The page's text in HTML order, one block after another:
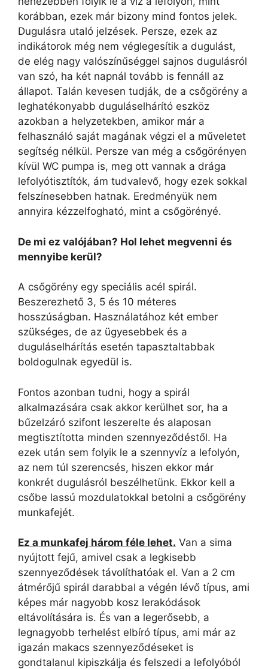
korábban, ezek már bizony mind fontos jelek.
Dugulásra utaló jelzések. Persze, ezek az
indikátorok még nem véglegesítik a dugulást,
de elég nagy valószínűséggel sajnos dugulásról
van szó, ha két napnál tovább is fennáll az
állapot. Talán kevesen tudják, de a csőgörény a
leghatékonyabb duguláselhárító eszköz
azokban a helyzetekben, amikor már a
felhasználó saját magának végzi el a műveletet
segítség nélkül. Persze van még a csőgörényen
kívül WC pumpa is, meg ott vannak a drága
lefolyótisztítók, ám tudvalevő, hogy ezek sokkal
felszínesebben hatnak. Eredményük nem
annyira kézzelfogható, mint a csőgörényé.
De mi ez valójában? Hol lehet megvenni és
mennyibe kerül?
A csőgörény egy speciális acél spirál.
Beszerezhető 3, 5 és 10 méteres
hosszúságban. Használatához két ember
szükséges, de az ügyesebbek és a
duguláselhárítás esetén tapasztaltabbak
boldogulnak egyedül is.
Fontos azonban tudni, hogy a spirál
alkalmazására csak akkor kerülhet sor, ha a
bűzelzáró szifont leszerelte és alaposan
megtisztította minden szennyeződéstől. Ha
ezek után sem folyik le a szennyvíz a lefolyón,
az nem túl szerencsés, hiszen ekkor már
konkrét dugulásról beszélhetünk. Ekkor kell a
csőbe lassú mozdulatokkal betolni a csőgörény
munkafejét.
Ez a munkafej három féle lehet. Van a sima
nyújtott fejű, amivel csak a legkisebb
szennyeződések távolíthatóak el. Van a 2 cm
átmérőjű spirál darabbal a végén lévő típus, ami
képes már nagyobb kosz lerakódások
eltávolítására is. És van a legerősebb, a
legnagyobb terhelést elbíró típus, ami már az
igazán makacs szennyeződéseket is
gondtalanul kipiszkálja és felszedi a lefolyóból